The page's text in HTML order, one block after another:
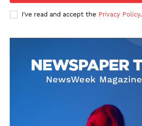
I've read and accept the Privacy Policy.